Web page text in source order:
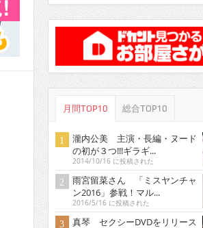
月間TOP10 総合TOP10
瀧内公美 主演・長編・ヌード
の初が３つ!!!ギラギ...
2014/10/16 に投稿された
雨宮留菜さん 「ミスヤンチャ
ン2016」参戦！マル...
2016/5/16 に投稿された
真琴 セクシーDVDをリリース